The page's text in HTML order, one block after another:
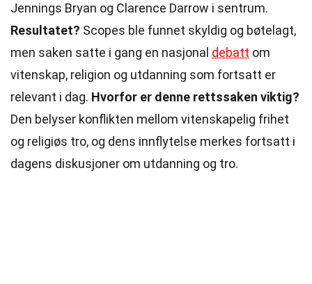
Jennings Bryan og Clarence Darrow i sentrum.
Resultatet? Scopes ble funnet skyldig og bøtelagt,
men saken satte i gang en nasjonal debatt om
vitenskap, religion og utdanning som fortsatt er
relevant i dag. Hvorfor er denne rettssaken viktig?
Den belyser konflikten mellom vitenskapelig frihet
og religiøs tro, og dens innflytelse merkes fortsatt i
dagens diskusjoner om utdanning og tro.